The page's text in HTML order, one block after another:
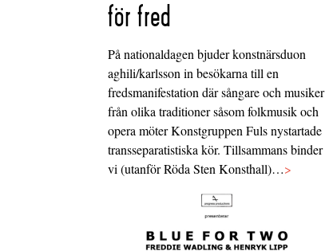
för fred
På nationaldagen bjuder konstnärsduon
aghili/karlsson in besökarna till en
fredsmanifestation där sångare och musiker
från olika traditioner såsom folkmusik och
opera möter Konstgruppen Fuls nystartade
transseparatistiska kör. Tillsammans binder
vi (utanför Röda Sten Konsthall)…>